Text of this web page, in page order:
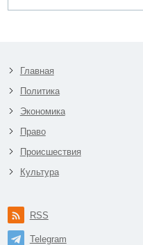
Главная
Политика
Экономика
Право
Происшествия
Культура
RSS
Telegram